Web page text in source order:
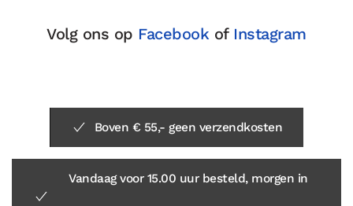
Volg ons op Facebook of Instagram
Boven € 55,- geen verzendkosten
Vandaag voor 15.00 uur besteld, morgen in